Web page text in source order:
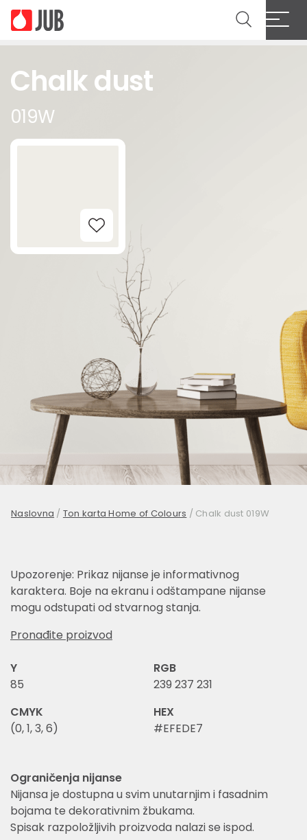
Chalk dust
019W
Add to Wishlist
Naslovna / Ton karta Home of Colours / Chalk dust 019W
Upozorenje: Prikaz nijanse je informativnog
karaktera. Boje na ekranu i odštampane nijanse
mogu odstupati od stvarnog stanja.
Pronađite proizvod
Y
85
RGB
239 237 231
CMYK
(0, 1, 3, 6)
HEX
#EFEDE7
Ograničenja nijanse
Nijansa je dostupna u svim unutarnjim i fasadnim
bojama te dekorativnim žbukama.
Spisak razpoložljivih proizvoda nalazi se ispod.